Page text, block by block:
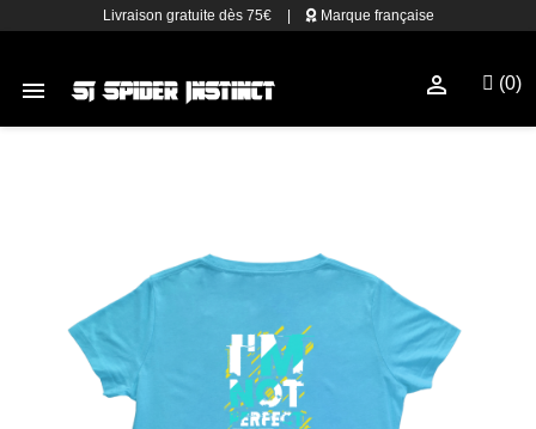
Livraison gratuite dès 75€ Marque française
 (0)
